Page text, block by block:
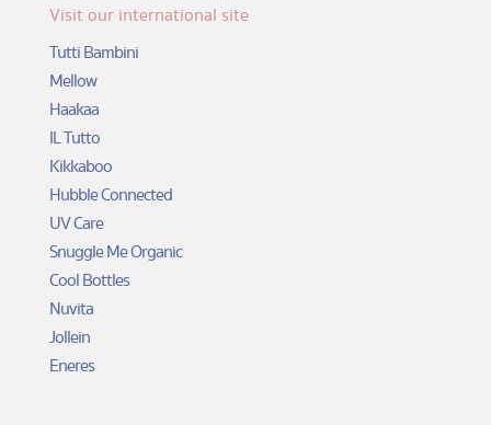
The
options
may
chosen
on
the
product
page
Visit our international site
Tutti Bambini
Mellow
Haakaa
IL Tutto
Kikkaboo
Hubble Connected
UV Care
Snuggle Me Organic
Cool Bottles
Nuvita
Jollein
Eneres